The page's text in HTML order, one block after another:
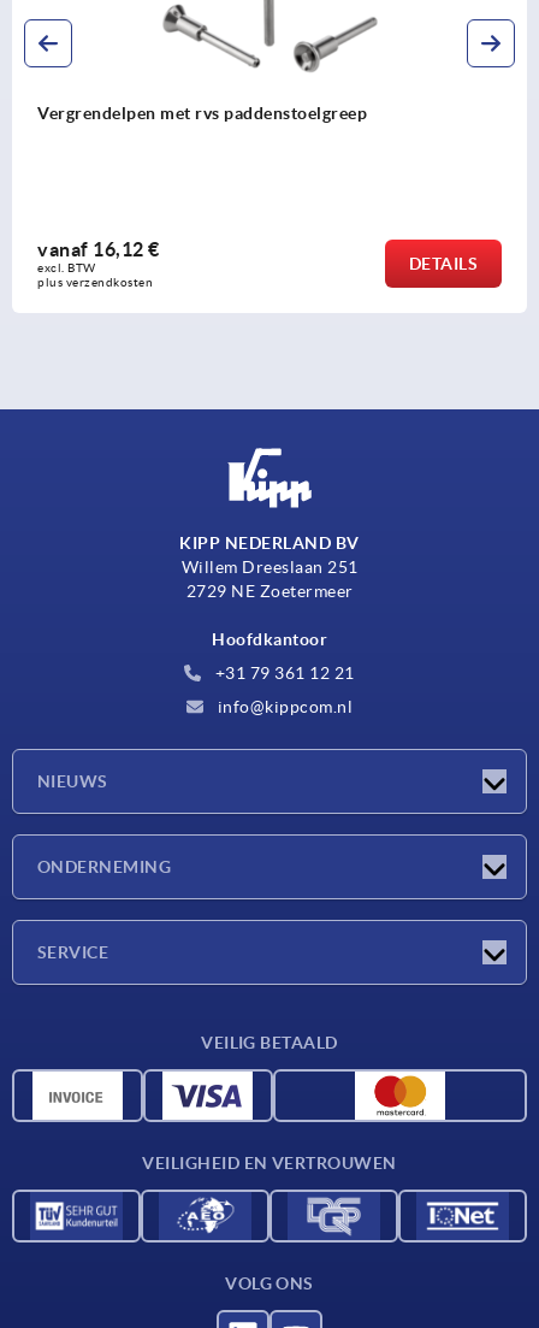
Vergrendelpennen
vanaf
excl. BTW
plus verzendkosten
KIPP NEDERLAND BV
Willem Dreeslaan 251
2729 NE Zoetermeer
Hoofdkantoor
+31 79 361 12 21
info@kippcom.nl
NIEUWS
ONDERNEMING
SERVICE
CAD-gegevens
VEILIG BETAALD
VEILIGHEID EN VERTROUWEN
VOLG ONS